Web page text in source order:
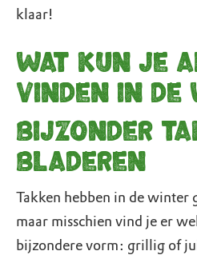
klaar!
Wat kun je
vinden in
Bijzonder
bladeren
Takken hebben in de winter
maar misschien vind je er
bijzondere vorm: grillig of